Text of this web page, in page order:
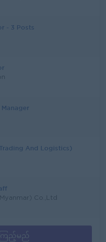
- 3 Posts
And Logistics)
Co.,Ltd
ကြည့်မည်